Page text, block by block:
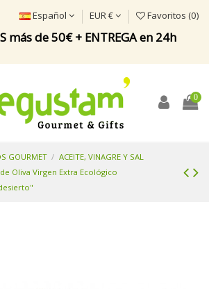
más de 50€ + ENTREGA en 24h
Español EUR € Favoritos (0)
0
GOURMET
ACEITE, VINAGRE Y SAL
Oliva Virgen Extra Ecológico